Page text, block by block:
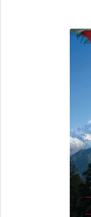
Ajalugu/sõjandus
Etenduskunstid